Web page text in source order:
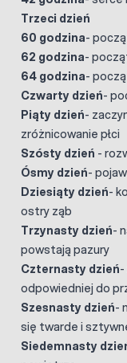
Trzeci dzień
60 godzina-
62 godzina-
64 godzina-
Czwarty dzień-
Piąty dzień-
zróżnicowanie płci
Szósty dzień -
Ósmy dzień-
Dziesiąty dzień-
ostry ząb
Trzynasty dzień-
powstają pazury
Czternasty dzień-
odpowiedniej do
Szesnasty dzień-
się twarde i
Siedemnasty